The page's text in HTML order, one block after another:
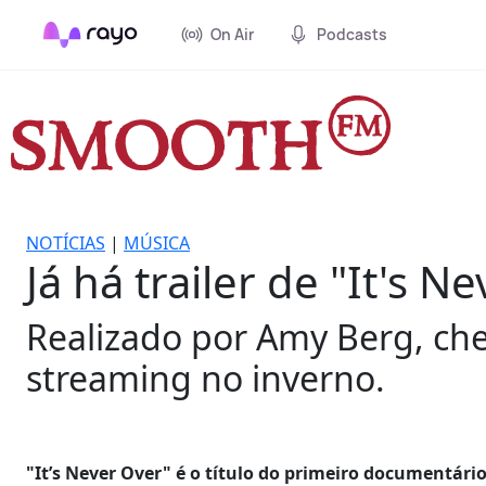
On Air Podcasts
NOTÍCIAS | MÚSICA
Já há trailer de "It's
Realizado por Amy Berg,
streaming no inverno.
"It’s Never Over" é o título do primeiro